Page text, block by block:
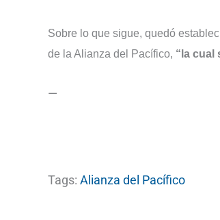
Sobre lo que sigue, quedó
de la Alianza del Pacífico, “la cual
—
Tags: Alianza del Pacífico